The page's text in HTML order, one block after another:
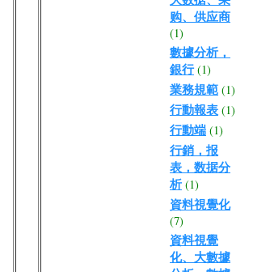
购、供应商
(1)
數據分析，
銀行 (1)
業務規範 (1)
行動報表 (1)
行動端 (1)
行銷，报
表，数据分
析 (1)
資料視覺化
(7)
資料視覺
化、大數據